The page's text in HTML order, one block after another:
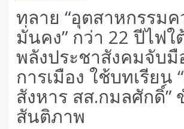
ทลาย “อุตสาหกรรม
มั่นคง” กว่า 22 ปีไฟใ
พลังประชาสังคมจับมื
การเมือง ใช้บทเรียน
สังหาร สส.กมลศักดิ์”
สันติภาพ